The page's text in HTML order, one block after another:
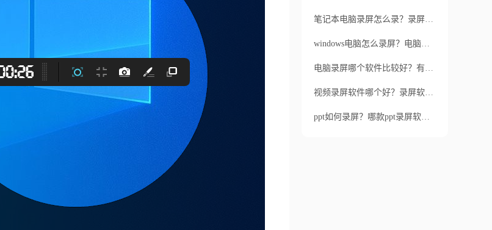
笔记本电脑录屏怎么录？录屏软件有哪些闪光点？
windows电脑怎么录屏？电脑录屏选用哪款软件好？
电脑录屏哪个软件比较好？有什么功能特点？
视频录屏软件哪个好？录屏软件对电脑性能有何影响？
ppt如何录屏？哪款ppt录屏软件实用又简单？